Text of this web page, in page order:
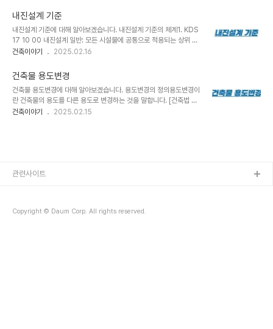
건물: 50m 이하 (16층 이상 공동주택, 오피스텔의 경우 40m)- 자
동화생산시설로 자동식 소화설비 설치 시: 75m 이하- 반도체 및 디
스플레이 패널 제조 공장: 100m- 무인화공장: 75m2개소 이상 설
치 기준1. 바닥면적 200㎡ 이상: - 문화 및 집회시설 (전시장 및 동
식물원 제외) - 종교시설 - 위락시설 중 주점영업 또는 장례식장 2. 3
판매시설..
내진설계 기준
내진설계 기준에 대해 알아보겠습니다. 내진설계 기준의 체계1. KDS
17 10 00 내진설계 일반: 모든 시설물에 공통으로 적용되는 상위 개
념의 내진설계 기준 2. 시설물별 내진설계 기준: 각 시설물의 특성을
요 내용1. 내진등급 및 중요도 - 특급: 중요도 특, 중요도계수 1.5 - I
등급: 중요도 1, 중요도계수 1.2 - II등급: 중요도 2 및 3, 중요도계수
1.0 2. 내진성능목표 - 기능수행 수준 - 즉시복구 수준 - 장기복구/인
명보호 수준 - 붕괴방지 수준 3. 설계지반운동- 주요 매개변수로는 지
진구역계수, 위험도계수, 지반증폭계수 등4. 내진성능평가 방법 - 등
건축이야기 2025.02.16
건축물 용도변경
건축물 용도변경에 대해 알아보겠습니다. 용도변경의 정의용도변경이
란 건축물의 용도를 다른 용도로 변경하는 것을 말합니다. [건축법 시
행령 별표 1] 에서 정의하는 28개의 용도 사이의 변경을 의미합니
축물대장 확인 용도지역, 용도지구, 용도구역 확인 관련 법규 검토 (건
건축이야기 2025.02.15
Copyright © Daum Corp. All rights reserved.
관련사이트